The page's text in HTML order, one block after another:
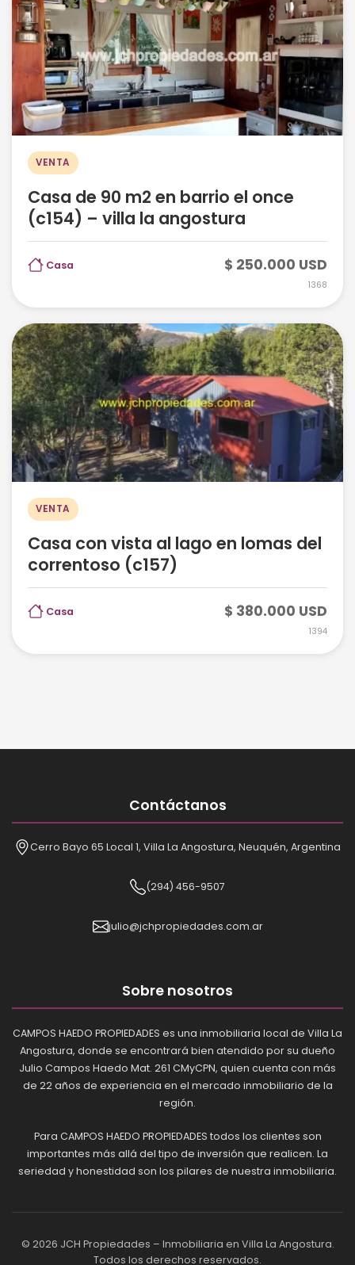
VENTA
Casa de 90 m2 en barrio el once
(c154) – villa la angostura
Casa $ 250.000 USD
1368
VENTA
Casa con vista al lago en lomas del
correntoso (c157)
Casa $ 380.000 USD
1394
Contáctanos
Cerro Bayo 65 Local 1, Villa La Angostura, Neuquén, Argentina
(294) 456-9507
julio@jchpropiedades.com.ar
Sobre nosotros
CAMPOS HAEDO PROPIEDADES es una inmobiliaria local de Villa La
Angostura, donde se encontrará bien atendido por su dueño
Julio Campos Haedo Mat. 261 CMyCPN, quien cuenta con más
de 22 años de experiencia en el mercado inmobiliario de la
región.
Para CAMPOS HAEDO PROPIEDADES todos los clientes son
importantes más allá del tipo de inversión que realicen. La
seriedad y honestidad son los pilares de nuestra inmobiliaria.
© 2026 JCH Propiedades – Inmobiliaria en Villa La Angostura.
Todos los derechos reservados.